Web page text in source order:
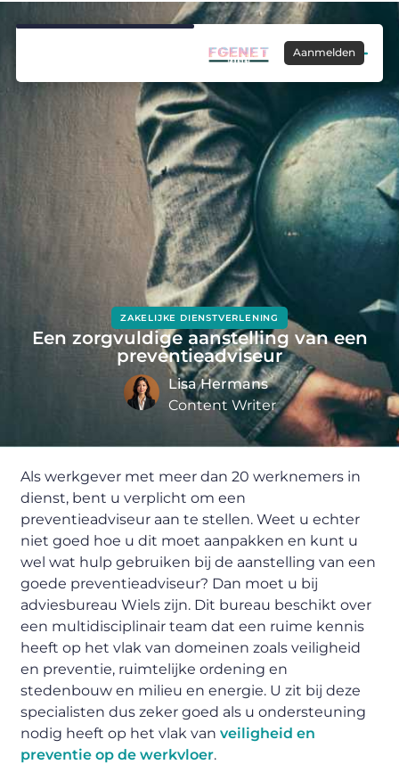
Aanmelden
ZAKELIJKE DIENSTVERLENING
Een zorgvuldige aanstelling van een
preventieadviseur
Lisa Hermans
Content Writer
Als werkgever met meer dan 20 werknemers in
dienst, bent u verplicht om een
preventieadviseur aan te stellen. Weet u echter
niet goed hoe u dit moet aanpakken en kunt u
wel wat hulp gebruiken bij de aanstelling van een
goede preventieadviseur? Dan moet u bij
adviesbureau Wiels zijn. Dit bureau beschikt over
een multidisciplinair team dat een ruime kennis
heeft op het vlak van domeinen zoals veiligheid
en preventie, ruimtelijke ordening en
stedenbouw en milieu en energie. U zit bij deze
specialisten dus zeker goed als u ondersteuning
nodig heeft op het vlak vanveiligheid en
preventie op de werkvloer.